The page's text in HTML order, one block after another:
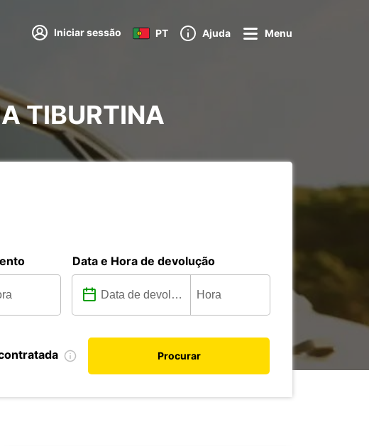
Iniciar sessão PT Ajuda Menu
TIBURTINA
Data e Hora de devolução
Procurar